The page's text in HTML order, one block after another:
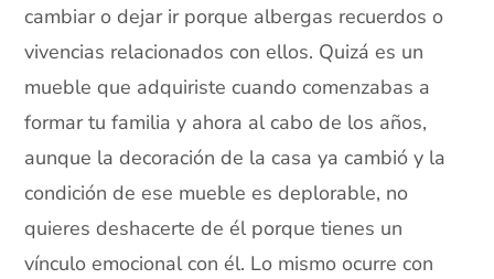
cambiar o dejar ir porque albergas recuerdos o
vivencias relacionados con ellos. Quizá es un
mueble que adquiriste cuando comenzabas a
formar tu familia y ahora al cabo de los años,
aunque la decoración de la casa ya cambió y la
condición de ese mueble es deplorable, no
quieres deshacerte de él porque tienes un
vínculo emocional con él. Lo mismo ocurre con